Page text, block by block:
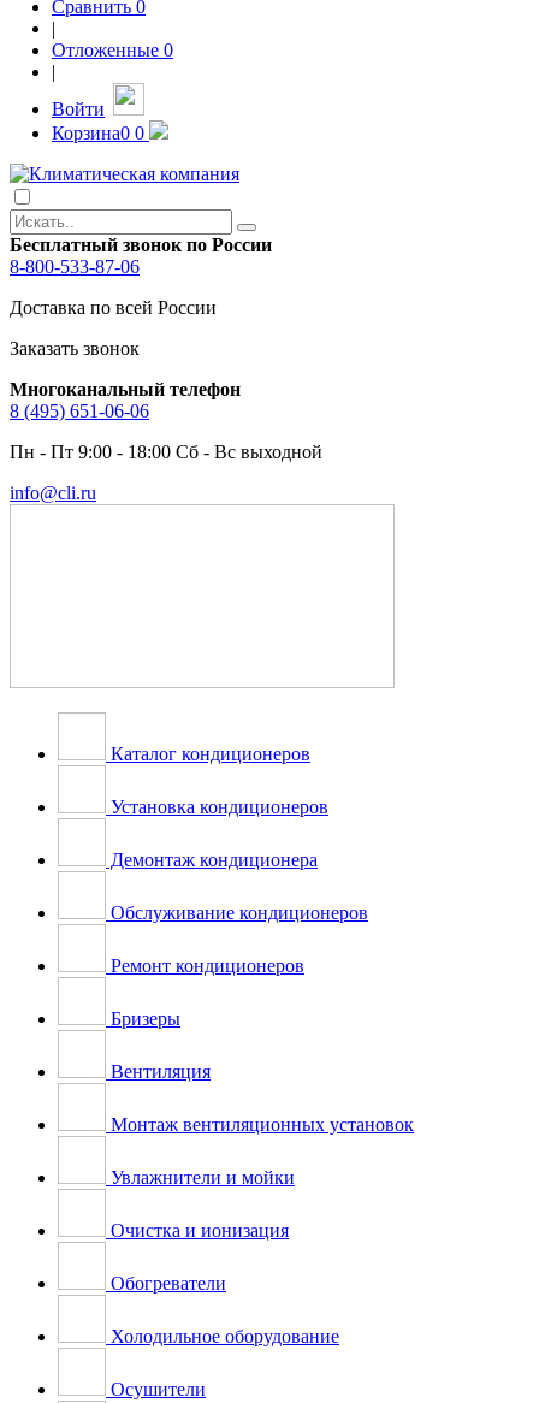
Сравнить 0
|
Отложенные 0
|
Войти
Корзина0 0
Бесплатный звонок по России
8-800-533-87-06
Доставка по всей России
Заказать звонок
Многоканальный телефон
8 (495) 651-06-06
Пн - Пт 9:00 - 18:00 Сб - Вс выходной
info@cli.ru
Каталог кондиционеров
Установка кондиционеров
Демонтаж кондиционера
Обслуживание кондиционеров
Ремонт кондиционеров
Бризеры
Вентиляция
Монтаж вентиляционных установок
Увлажнители и мойки
Очистка и ионизация
Обогреватели
Холодильное оборудование
Осушители